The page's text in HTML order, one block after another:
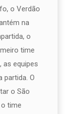
o Verdão
na
o
time
as equipes
partida. O
o São
time